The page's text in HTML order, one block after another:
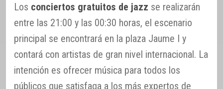
Los conciertos gratuitos de jazz se realizarán
entre las 21:00 y las 00:30 horas, el escenario
principal se encontrará en la plaza Jaume I y
contará con artistas de gran nivel internacional. La
intención es ofrecer música para todos los
públicos que satisfaga a los más expertos de